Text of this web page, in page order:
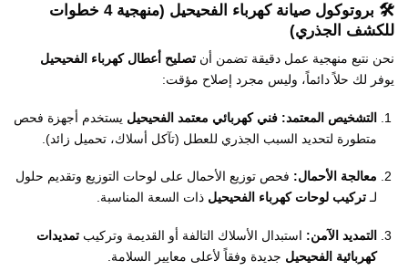
🛠️ بروتوكول صيانة كهرباء الفحيحيل
(منهجية 4 خطوات
للكشف الجذري)
نحن نتبع منهجية عمل دقيقة تضمن أن تصليح أعطال كهرباء الفحيحيل
يوفر لك حلاً دائماً، وليس مجرد إصلاح مؤقت:
التشخيص المعتمد: فني كهربائي معتمد الفحيحيل يستخدم أجهزة فحص
متطورة لتحديد السبب الجذري للعطل (تآكل أسلاك، تحميل زائد).
معالجة الأحمال: فحص توزيع الأحمال على لوحات التوزيع وتقديم حلول
لـتركيب لوحات كهرباء الفحيحيل ذات السعة المناسبة.
التمديد الآمن: استبدال الأسلاك التالفة أو القديمة وتركيب تمديدات
كهربائية الفحيحيل جديدة وفقاً لأعلى معايير السلامة.